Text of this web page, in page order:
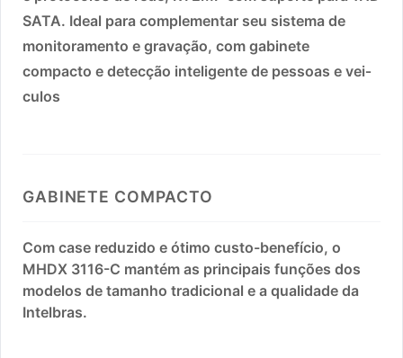
SATA. Ideal para complementar seu sistema de
monitoramento e gravação, com gabinete
compacto e detecção inteligente de pessoas e vei­
culos
GABINETE COMPACTO
Com case reduzido e ótimo custo-benefício, o
MHDX 3116-C mantém as principais funções dos
modelos de tamanho tradicional e a qualidade da
Intelbras.